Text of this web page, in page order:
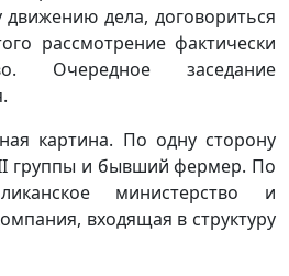
дела, договориться
рассмотрение фактически
Очередное заседание
картина. По одну сторону
группы и бывший фермер. По
министерство и
входящая в структуру